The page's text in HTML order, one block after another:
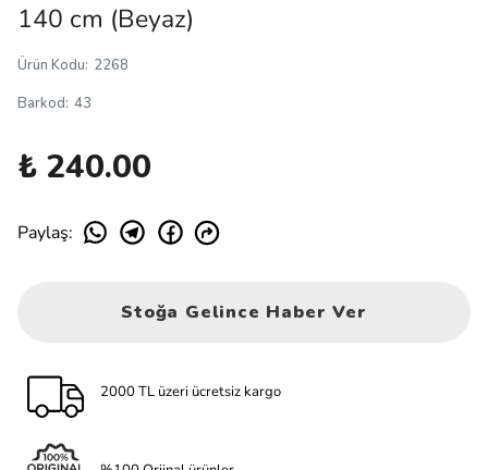
140 cm (Beyaz)
Ürün Kodu: 2268
Barkod: 43
₺ 240.00
Paylaş:
Stoğa Gelince Haber Ver
2000 TL üzeri ücretsiz kargo